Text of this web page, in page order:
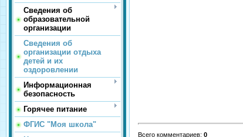
Сведения об
образовательной
организации
Сведения об
организации отдыха
детей и их
оздоровлении
Информационная
безопасность
Горячее питание
ФГИС "Моя школа"
Всего комментариев: 0